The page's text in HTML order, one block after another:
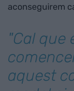
aconseguirem
"Cal que
aquest